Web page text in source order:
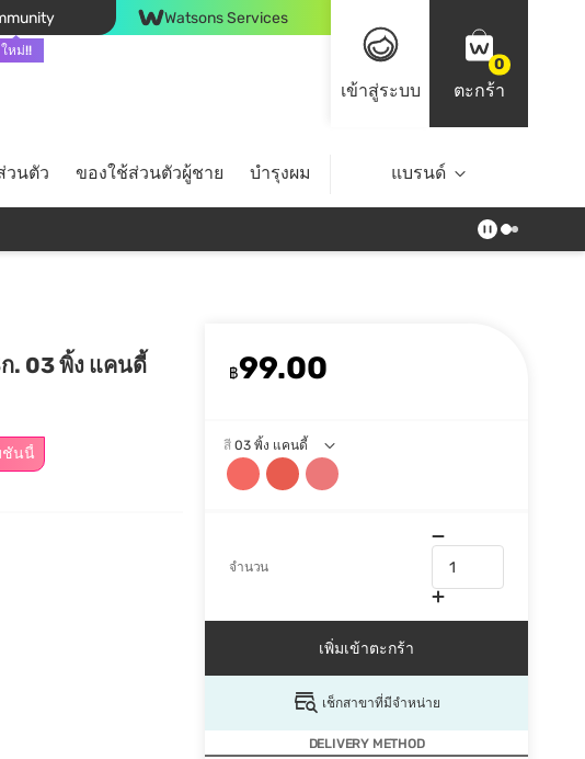
ใหม่!!
Watsons Services
เข้าสู่ระบบ
0
ตะกร้า
วนตัว ของใช้ส่วนตัวผู้ชาย บำรุงผม ไลฟ์สไตล์ Top Brands
แบรนด์
. 03 พิ้ง แคนดี้
ชันนี้
฿99.00
สี 03 พิ้ง แคนดี้
จำนวน
เพิ่มเข้าตะกร้า
เช็กสาขาที่มีจำหน่าย
DELIVERY METHOD